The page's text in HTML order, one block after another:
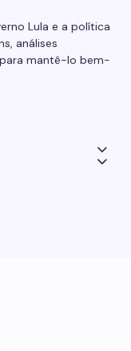
Lula e a política
análises
mantê-lo bem-